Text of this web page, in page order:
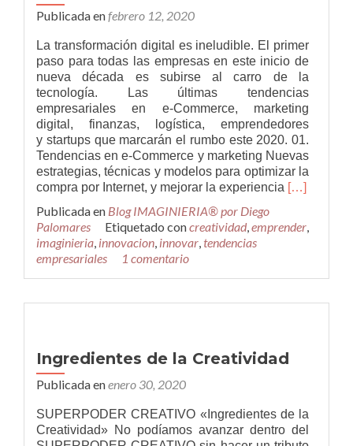
Publicada enfebrero 12, 2020
La transformación digital es ineludible. El primer
paso para todas las empresas en este inicio de
nueva década es subirse al carro de la
tecnología. Las últimas tendencias
empresariales en e-Commerce, marketing
digital, finanzas, logística, emprendedores
y startups que marcarán el rumbo este 2020. 01.
Tendencias en e-Commerce y marketing Nuevas
estrategias, técnicas y modelos para optimizar la
compra por Internet, y mejorar la experiencia Leer
a
cuenta
[…]
Publicada en Blog IMAGINIERIA® por Diego
Palomares
Etiquetado concreatividad,emprender,
imaginieria, innovacion, innovar, tendencias
empresariales
1 comentario
Ingredientes de la Creatividad
Publicada enenero 30, 2020
SUPERPODER CREATIVO «Ingredientes de la
Creatividad» No podíamos avanzar dentro del